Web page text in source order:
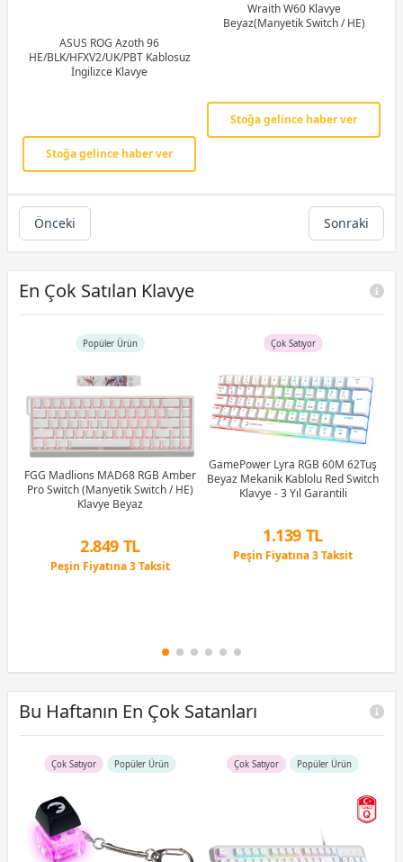
ASUS ROG Azoth 96
HE/BLK/HFXV2/UK/PBT Kablosuz
İngilizce Klavye
Stoğa gelince haber ver
Wraith W60 Klavye
Beyaz(Manyetik Switch / HE)
Stoğa gelince haber ver
Önceki Sonraki
En Çok Satılan Klavye
Popüler Ürün
FGG Madlions MAD68 RGB Amber
Pro Switch (Manyetik Switch / HE)
Klavye Beyaz
2.849 TL
Peşin Fiyatına 3 Taksit
Çok Satıyor
GamePower Lyra RGB 60M 62Tuş
Beyaz Mekanik Kablolu Red Switch
Klavye - 3 Yıl Garantili
1.139 TL
Peşin Fiyatına 3 Taksit
Bu Haftanın En Çok Satanları
Çok Satıyor Popüler Ürün Çok Satıyor Popüler Ürün